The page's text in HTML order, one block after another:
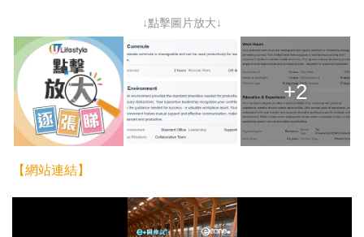
↓點擊圖片放大↓
+2
【網站連結】